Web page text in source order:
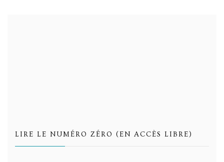
LIRE LE NUMÉRO ZÉRO (EN ACCÈS LIBRE)